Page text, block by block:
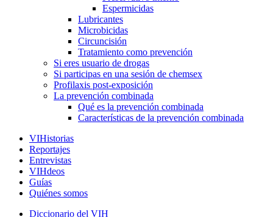
Espermicidas
Lubricantes
Microbicidas
Circuncisión
Tratamiento como prevención
Si eres usuario de drogas
Si participas en una sesión de chemsex
Profilaxis post-exposición
La prevención combinada
Qué es la prevención combinada
Características de la prevención combinada
VIHistorias
Reportajes
Entrevistas
VIHdeos
Guías
Quiénes somos
Diccionario del VIH